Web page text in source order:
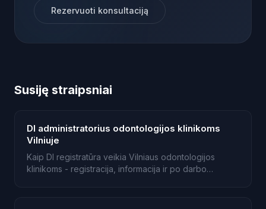
Rezervuoti konsultaciją
Susiję straipsniai
DI administratorius odontologijos klinikoms
Vilniuje
Kaip DI registratūra veikia Vilniaus odontologijos
klinikoms - registracija, informacija ir po darbo